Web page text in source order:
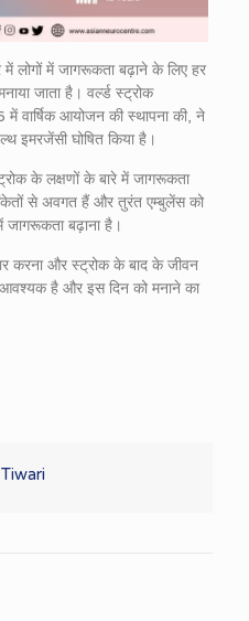
लोगों में जागरूकता बढ़ाने के लिए हर
जाता है। वर्ल्ड स्ट्रोक
आयोजन की स्थापना की, ने
इमरजेंसी घोषित किया है।
के लक्षणों के बारे में जागरूकता
से अवगत हैं और तुरंत एम्बुलेंस को
जागरूकता बढ़ाना है।
करना और स्ट्रोक के बाद के जीवन
आवश्यक है और इस दिन को मनाने का